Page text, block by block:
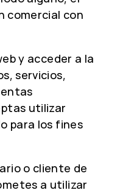
comercial con
y acceder a la
servicios,
utilizar
para los fines
o cliente de
a utilizar